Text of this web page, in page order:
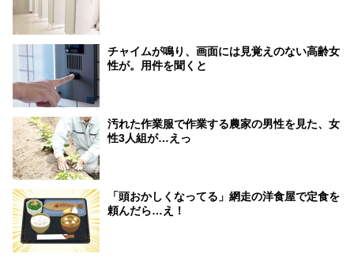
チャイムが鳴り、画面には見覚えのない高齢女
性が。用件を聞くと
汚れた作業服で作業する農家の男性を見た、女
性3人組が…えっ
「頭おかしくなってる」網走の洋食屋で定食を
頼んだら…え！